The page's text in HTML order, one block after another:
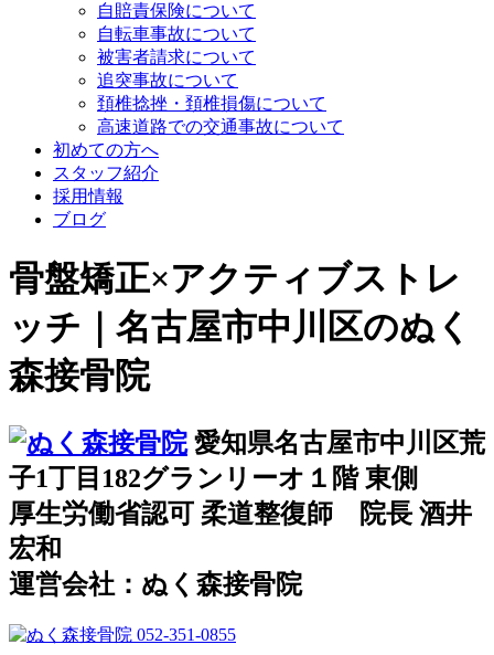
自賠責保険について
自転車事故について
被害者請求について
追突事故について
頚椎捻挫・頚椎損傷について
高速道路での交通事故について
初めての方へ
スタッフ紹介
採用情報
ブログ
骨盤矯正×アクティブストレ
ッチ｜名古屋市中川区のぬく
森接骨院
愛知県名古屋市中川区荒
子1丁目182グランリーオ１階 東側
厚生労働省認可 柔道整復師 院長 酒井
宏和
運営会社：ぬく森接骨院